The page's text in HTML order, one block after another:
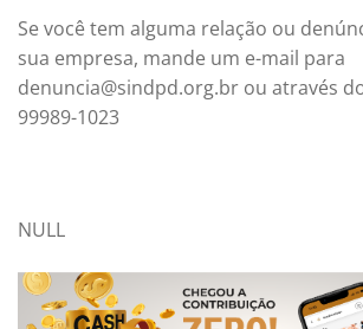
Se você tem alguma relação ou
sua empresa, mande um e-mail para
denuncia@sindpd.org.br ou através
99989-1023
NULL